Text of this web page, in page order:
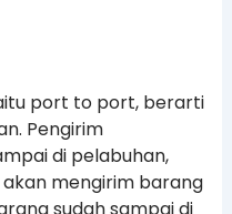
port to port, berarti
Pengirim
di pelabuhan,
mengirim barang